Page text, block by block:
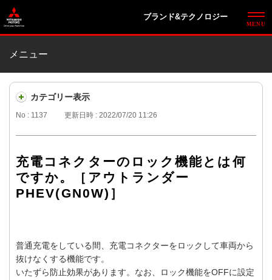
ブランド&テクノロジー
メニュー
カテゴリー表示
No : 1137 更新日時 : 2022/07/20 11:26
充電コネクターのロック機能とは何
ですか。［アウトランダー
PHEV(GN0W)］
普通充電をしている間、充電コネクターをロックして車両から
抜けなくする機能です。
いたずら防止効果があります。なお、ロック機能をOFFに設定